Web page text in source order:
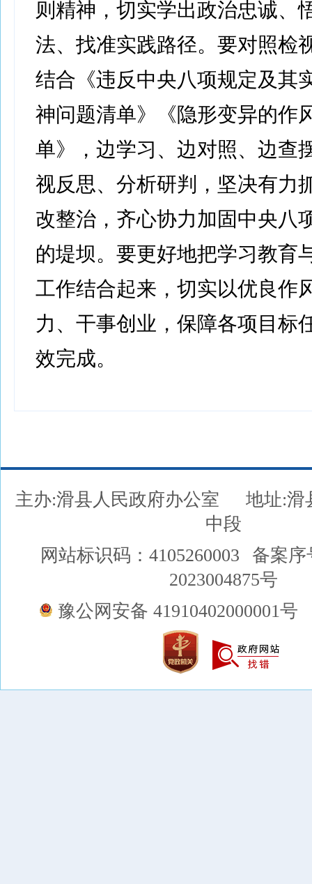
则精神，切实学出政治忠诚、
法、找准实践路径。要对照检
结合《违反中央八项规定及其
神问题清单》《隐形变异的作
单》，边学习、边对照、边查
视反思、分析研判，坚决有力
改整治，齐心协力加固中央八
的堤坝。要更好地把学习教育
工作结合起来，切实以优良作
力、干事创业，保障各项目标
效完成。
主办:滑县人民政府办公室
地址:滑
中段
网站标识码：4105260003
备案序
2023004875号
豫公网安备 41910402000001号